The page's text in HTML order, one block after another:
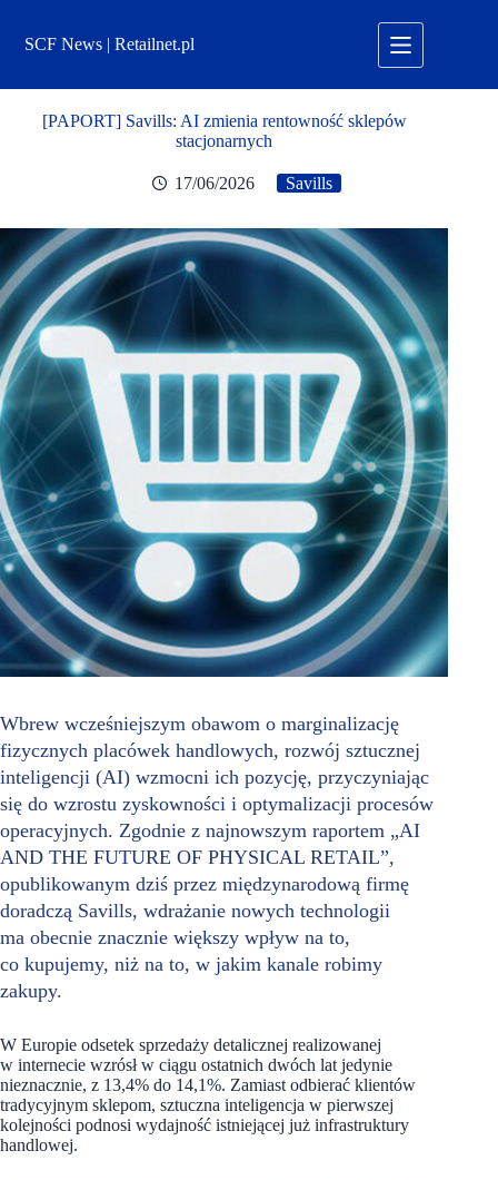
treściSCF News | Retailnet.pl
[PAPORT] Savills: AI zmienia rentowność sklepów
stacjonarnych
17/06/2026 Savills
Wbrew wcześniejszym obawom o marginalizację
fizycznych placówek handlowych, rozwój sztucznej
inteligencji (AI) wzmocni ich pozycję, przyczyniając
się do wzrostu zyskowności i optymalizacji procesów
operacyjnych. Zgodnie z najnowszym raportem „AI
AND THE FUTURE OF PHYSICAL RETAIL”,
opublikowanym dziś przez międzynarodową firmę
doradczą Savills, wdrażanie nowych technologii
ma obecnie znacznie większy wpływ na to,
co kupujemy, niż na to, w jakim kanale robimy
zakupy.
W Europie odsetek sprzedaży detalicznej realizowanej
w internecie wzrósł w ciągu ostatnich dwóch lat jedynie
nieznacznie, z 13,4% do 14,1%. Zamiast odbierać klientów
tradycyjnym sklepom, sztuczna inteligencja w pierwszej
kolejności podnosi wydajność istniejącej już infrastruktury
handlowej.